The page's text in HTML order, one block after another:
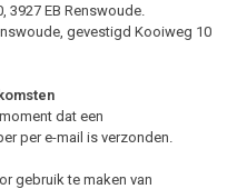
EB Renswoude.
gevestigd Kooiweg 10
dat een
per e-mail is verzonden.
gebruik te maken van